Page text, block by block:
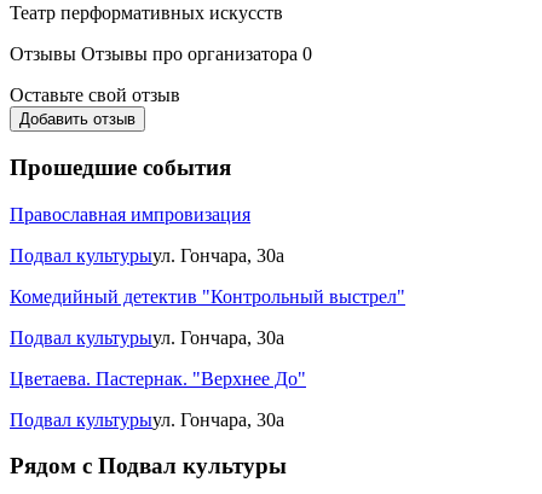
Театр перформативных искусств
Отзывы Отзывы про организатора 0
Оставьте свой отзыв
Добавить отзыв
Прошедшие события
Православная импровизация
Подвал культурыул. Гончара, 30а
Комедийный детектив "Контрольный выстрел"
Подвал культурыул. Гончара, 30а
Цветаева. Пастернак. "Верхнее До"
Подвал культурыул. Гончара, 30а
Рядом с Подвал культуры